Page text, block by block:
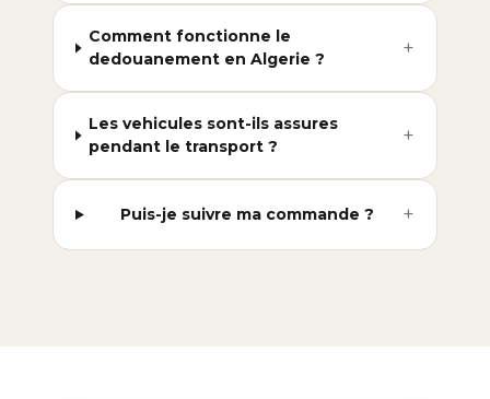
Comment fonctionne le
dedouanement en Algerie ?
+
Les vehicules sont-ils assures
pendant le transport ?
+
Puis-je suivre ma commande ? +